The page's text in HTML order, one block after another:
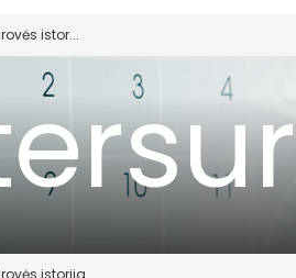
English
Français
Mexico
Nederlands
Norway
Portugal
istor...
istorija